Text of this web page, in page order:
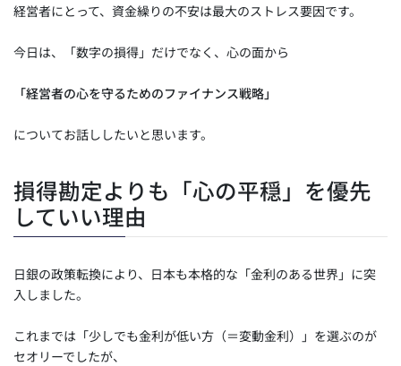
経営者にとって、資金繰りの不安は最大のストレス要因です。
今日は、「数字の損得」だけでなく、心の面から
「経営者の心を守るためのファイナンス戦略」
についてお話ししたいと思います。
損得勘定よりも「心の平穏」を優先
していい理由
日銀の政策転換により、日本も本格的な「金利のある世界」に突
入しました。
これまでは「少しでも金利が低い方（＝変動金利）」を選ぶのが
セオリーでしたが、